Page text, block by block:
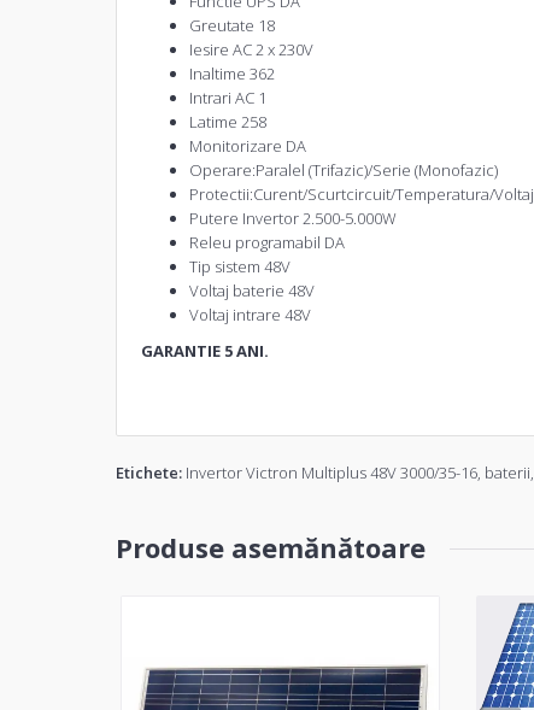
Greutate 18
Iesire AC 2 x 230V
Inaltime 362
Intrari AC 1
Latime 258
Monitorizare DA
Operare:Paralel (Trifazic)/Serie (Monofazic)
Protectii:Curent/Scurtcircuit/Temperatura/Voltaj
Putere Invertor2.500-5.000W
Releu programabil DA
Tip sistem 48V
Voltaj baterie 48V
Voltaj intrare 48V
GARANTIE 5 ANI.
Etichete: Invertor Victron Multiplus 48V 3000/35-16, baterii,
Produse asemănătoare